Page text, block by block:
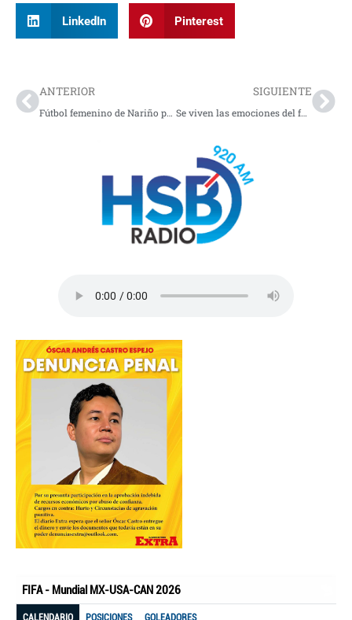
LinkedIn Pinterest
ANTERIOR
Fútbol femenino de Nariño por cupo a Juegos Nacionales
SIGUIENTE
Se viven las emociones del fútbol aficionado en Pasto